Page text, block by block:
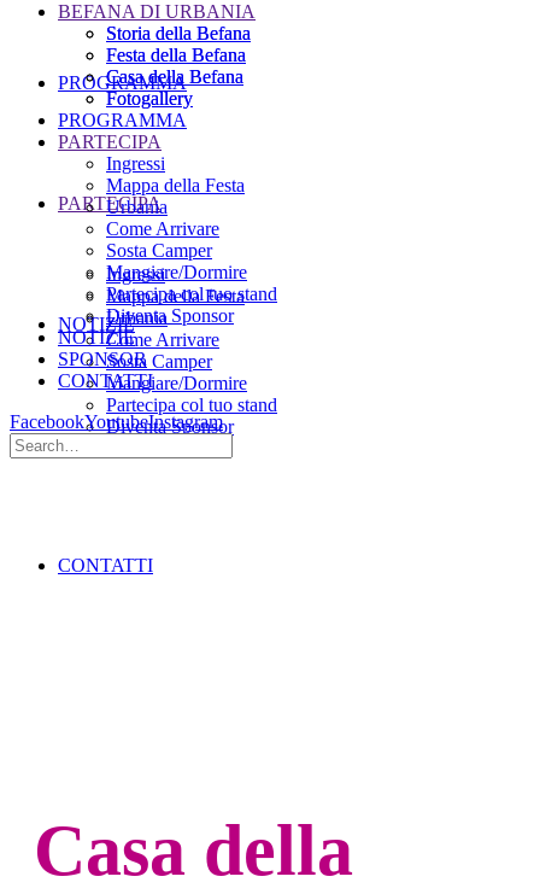
Storia della Befana
Festa della Befana
Casa della Befana
Fotogallery
PROGRAMMA
PARTECIPA
Ingressi
Mappa della Festa
Urbania
Come Arrivare
Sosta Camper
Mangiare/Dormire
Partecipa col tuo stand
Diventa Sponsor
NOTIZIE
SPONSOR
CONTATTI
BEFANA DI URBANIA
Storia della Befana
Festa della Befana
Casa della Befana
Fotogallery
PROGRAMMA
PARTECIPA
Ingressi
Mappa della Festa
Urbania
Come Arrivare
Sosta Camper
Mangiare/Dormire
Partecipa col tuo stand
Diventa Sponsor
NOTIZIE
SPONSOR
CONTATTI
FacebookYoutubeInstagram
Casa della